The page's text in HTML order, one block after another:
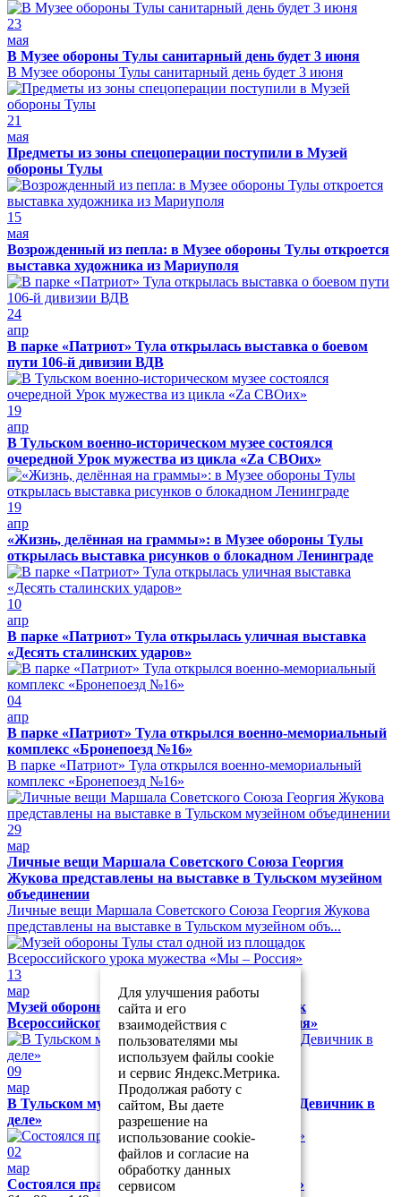
23
мая
В Музее обороны Тулы санитарный день будет 3 июня
В Музее обороны Тулы санитарный день будет 3 июня
21
мая
Предметы из зоны спецоперации поступили в Музей
обороны Тулы
15
мая
Возрожденный из пепла: в Музее обороны Тулы откроется
выставка художника из Мариуполя
24
апр
В парке «Патриот» Тула открылась выставка о боевом
пути 106-й дивизии ВДВ
19
апр
В Тульском военно-историческом музее состоялся
очередной Урок мужества из цикла «Zа СВОих»
19
апр
«Жизнь, делённая на граммы»: в Музее обороны Тулы
открылась выставка рисунков о блокадном Ленинграде
10
апр
В парке «Патриот» Тула открылась уличная выставка
«Десять сталинских ударов»
04
апр
В парке «Патриот» Тула открылся военно-мемориальный
комплекс «Бронепоезд №16»
В парке «Патриот» Тула открылся военно-мемориальный
комплекс «Бронепоезд №16»
29
мар
Личные вещи Маршала Советского Союза Георгия
Жукова представлены на выставке в Тульском музейном
объединении
Личные вещи Маршала Советского Союза Георгия Жукова
представлены на выставке в Тульском музейном объ...
13
мар
Музей обороны Тулы стал одной из площадок
Всероссийского урока мужества «Мы – Россия»
09
мар
В Тульском музейном объединении прошёл «Девичник в
деле»
02
мар
Состоялся праздник «Музей собирает друзей»
Для улучшения работы
сайта и его
взаимодействия с
пользователями мы
используем файлы cookie
и сервис Яндекс.Метрика.
Продолжая работу с
сайтом, Вы даете
разрешение на
использование cookie-
файлов и согласие на
обработку данных
сервисом